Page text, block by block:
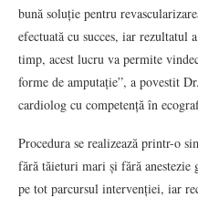
bună soluție pentru
efectuată cu succes, iar
timp, acest lucru va permite
forme de amputație”, a povestit
cardiolog cu competență în
Procedura se realizează printr-o
fără tăieturi mari și fără anestezie
pe tot parcursul intervenției, iar